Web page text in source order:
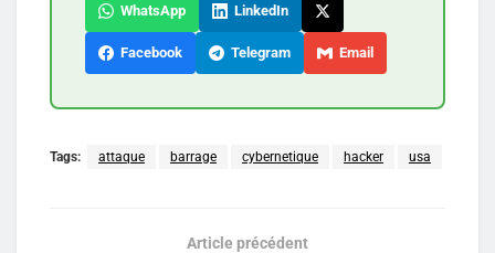
WhatsApp LinkedIn
Facebook Telegram Email
Tags: attaque barrage cybernetique hacker usa
Article précédent